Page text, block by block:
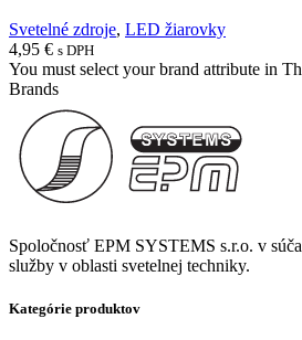
Svetelné zdroje, LED žiarovky
4,95 € s DPH
You must select your brand attribute in
Brands
Spoločnosť EPM SYSTEMS s.r.o. v
služby v oblasti svetelnej techniky.
Kategórie produktov